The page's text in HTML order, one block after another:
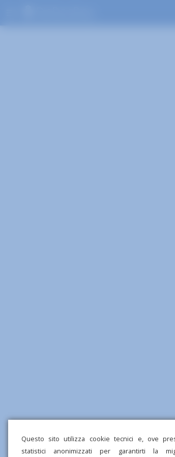
Questo sito utilizza cookie tecnici e, ove
statistici anonimizzati per garantirti la